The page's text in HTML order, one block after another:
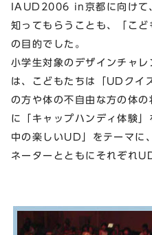
IAUD2006 in京都に向けて
知ってもらうことも、「こ
の目的でした。
小学生対象のデザインチャ
は、こどもたちは「UDクイ
の方や体の不自由な方の体
に「キャップハンディ体験
中の楽しいUD」をテーマに
ネーターとともにそれぞれ